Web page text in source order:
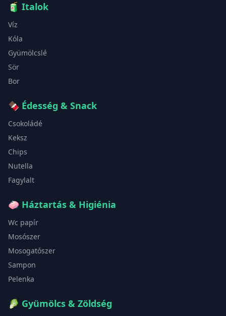
🧃 Italok
Víz
Kóla
Gyümölcslé
Sör
Bor
🍫 Édesség & Snack
Csokoládé
Keksz
Chips
Nutella
Fagylalt
🧼 Háztartás & Higiénia
Wc papír
Mosószer
Mosogatószer
Sampon
Pelenka
🥬 Gyümölcs & Zöldség